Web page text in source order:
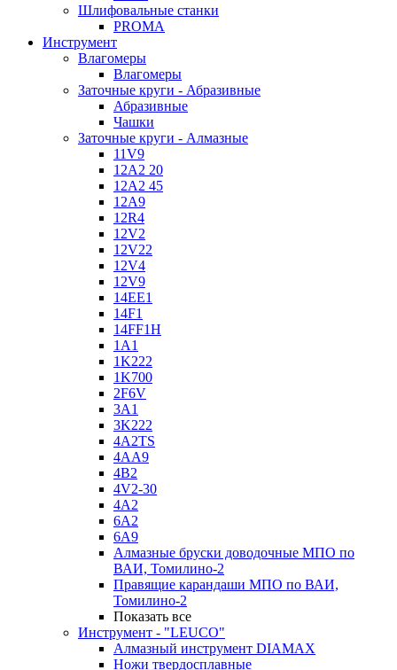
Шлифовальные станки
PROMA
Инструмент
Влагомеры
Влагомеры
Заточные круги - Абразивные
Абразивные
Чашки
Заточные круги - Алмазные
11V9
12A2 20
12A2 45
12A9
12R4
12V2
12V22
12V4
12V9
14EE1
14F1
14FF1H
1A1
1K222
1K700
2F6V
3A1
3K222
4A2TS
4AA9
4B2
4V2-30
4А2
6A2
6A9
Алмазные бруски доводочные МПО по
ВАИ, Томилино-2
Правящие карандаши МПО по ВАИ,
Томилино-2
Показать все
Инструмент - "LEUCO"
Алмазный инструмент DIAMAX
Ножи твердосплавные